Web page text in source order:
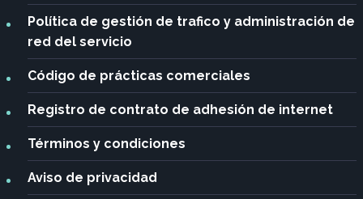
Política de gestión de trafico y administración de
red del servicio
Código de prácticas comerciales
Registro de contrato de adhesión de internet
Términos y condiciones
Aviso de privacidad